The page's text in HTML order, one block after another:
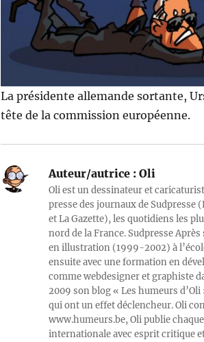
La présidente allemande sortante,
tête de la commission européenne.
Auteur/autrice :Oli
Oli est un dessinateur et
presse des journaux de Sudpresse
et La Gazette), les quotidiens les
nord de la France. Sudpresse
en illustration (1999-2002) à
ensuite avec une formation en
comme webdesigner et graphiste
2009 son blog « Les humeurs
qui ont un effet déclencheur. Oli
www.humeurs.be, Oli publie
internationale avec esprit critique